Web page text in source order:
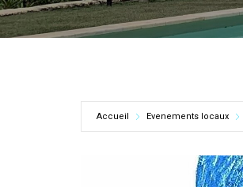
Accueil Evenements locaux